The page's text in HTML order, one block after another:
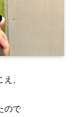
、
ので